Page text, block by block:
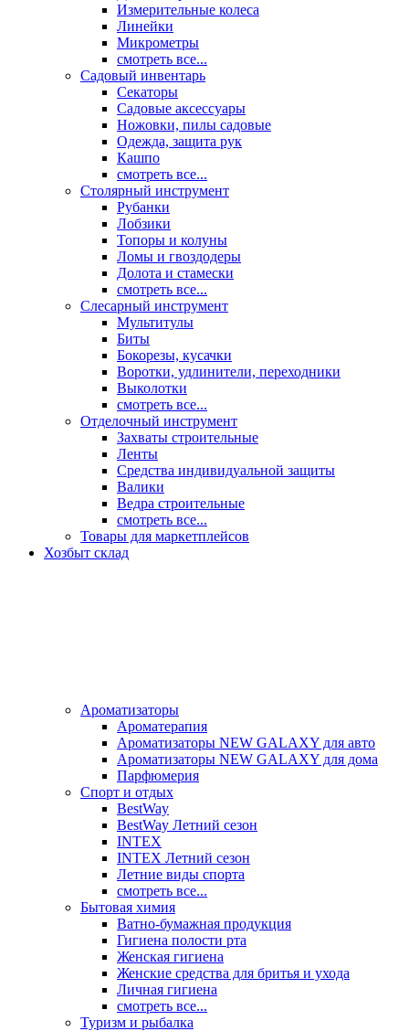
Измерительные колеса
Линейки
Микрометры
смотреть все...
Садовый инвентарь
Секаторы
Садовые аксессуары
Ножовки, пилы садовые
Одежда, защита рук
Кашпо
смотреть все...
Столярный инструмент
Рубанки
Лобзики
Топоры и колуны
Ломы и гвоздодеры
Долота и стамески
смотреть все...
Слесарный инструмент
Мультитулы
Биты
Бокорезы, кусачки
Воротки, удлинители, переходники
Выколотки
смотреть все...
Отделочный инструмент
Захваты строительные
Ленты
Средства индивидуальной защиты
Валики
Ведра строительные
смотреть все...
Товары для маркетплейсов
Хозбыт склад
Ароматизаторы
Ароматерапия
Ароматизаторы NEW GALAXY для авто
Ароматизаторы NEW GALAXY для дома
Парфюмерия
Спорт и отдых
BestWay
BestWay Летний сезон
INTEX
INTEX Летний сезон
Летние виды спорта
смотреть все...
Бытовая химия
Ватно-бумажная продукция
Гигиена полости рта
Женская гигиена
Женские средства для бритья и ухода
Личная гигиена
смотреть все...
Туризм и рыбалка